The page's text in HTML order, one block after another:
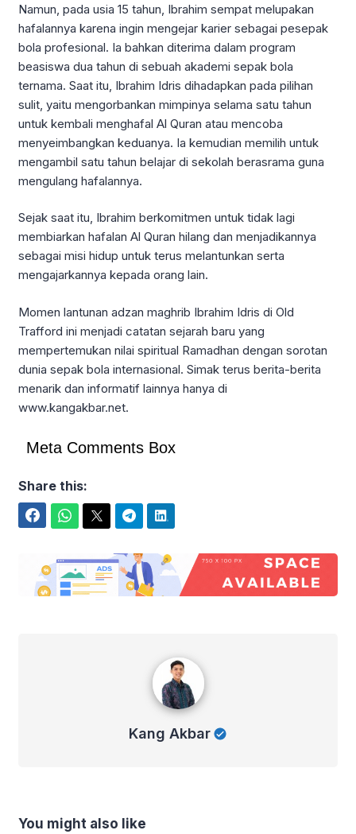
Namun, pada usia 15 tahun, Ibrahim sempat melupakan
hafalannya karena ingin mengejar karier sebagai pesepak
bola profesional. Ia bahkan diterima dalam program
beasiswa dua tahun di sebuah akademi sepak bola
ternama. Saat itu, Ibrahim Idris dihadapkan pada pilihan
sulit, yaitu mengorbankan mimpinya selama satu tahun
untuk kembali menghafal Al Quran atau mencoba
menyeimbangkan keduanya. Ia kemudian memilih untuk
mengambil satu tahun belajar di sekolah berasrama guna
mengulang hafalannya.
Sejak saat itu, Ibrahim berkomitmen untuk tidak lagi
membiarkan hafalan Al Quran hilang dan menjadikannya
sebagai misi hidup untuk terus melantunkan serta
mengajarkannya kepada orang lain.
Momen lantunan adzan maghrib Ibrahim Idris di Old
Trafford ini menjadi catatan sejarah baru yang
mempertemukan nilai spiritual Ramadhan dengan sorotan
dunia sepak bola internasional. Simak terus berita-berita
menarik dan informatif lainnya hanya di
www.kangakbar.net.
Meta Comments Box
Share this:
Kang Akbar
You might also like